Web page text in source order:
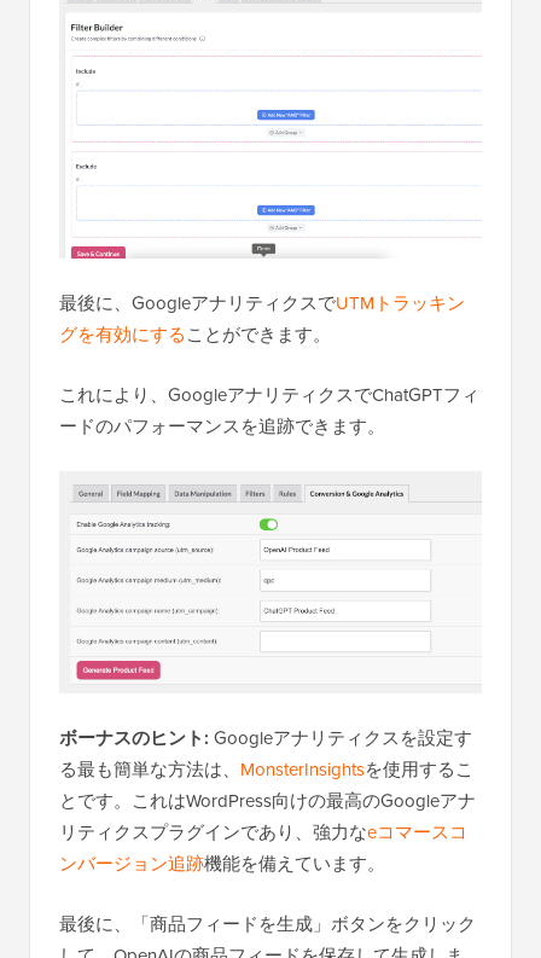
最後に、GoogleアナリティクスでUTMトラッキン
グを有効にすることができます。
これにより、GoogleアナリティクスでChatGPTフィ
ードのパフォーマンスを追跡できます。
ボーナスのヒント: Googleアナリティクスを設定す
る最も簡単な方法は、 MonsterInsightsを使用するこ
とです。これはWordPress向けの最高のGoogleアナ
リティクスプラグインであり、強力なeコマースコ
ンバージョン追跡機能を備えています。
最後に、「商品フィードを生成」ボタンをクリック